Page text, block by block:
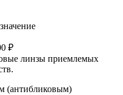
₽
линзы приемлемых
(антибликовым)